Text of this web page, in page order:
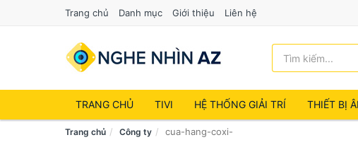
Trang chủ Danh mục Giới thiệu Liên hệ
TRANG CHỦ TIVI HỆ THỐNG GIẢI TRÍ THIẾT BỊ
Trang chủ Công ty cua-hang-coxi-